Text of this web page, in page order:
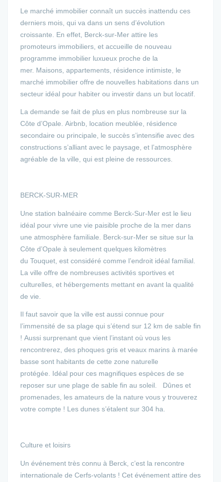
Le marché immobilier connaît un succès inattendu ces
derniers mois, qui va dans un sens d’évolution
croissante. En effet, Berck-sur-Mer attire les
promoteurs immobiliers, et accueille de nouveau
programme immobilier luxueux proche de la
mer. Maisons, appartements, résidence intimiste, le
marché immobilier offre de nouvelles habitations dans un
secteur idéal pour habiter ou investir dans un but locatif.
La demande se fait de plus en plus nombreuse sur la
Côte d’Opale. Airbnb, location meublée, résidence
secondaire ou principale, le succès s’intensifie avec des
constructions s’alliant avec le paysage, et l’atmosphère
agréable de la ville, qui est pleine de ressources.
BERCK-SUR-MER
Une station balnéaire comme Berck-Sur-Mer est le lieu
idéal pour vivre une vie paisible proche de la mer dans
une atmosphère familiale. Berck-sur-Mer se situe sur la
Côte d’Opale à seulement quelques kilomètres
du Touquet, est considéré comme l’endroit idéal familial.
La ville offre de nombreuses activités sportives et
culturelles, et hébergements mettant en avant la qualité
de vie.
Il faut savoir que la ville est aussi connue pour
l’immensité de sa plage qui s’étend sur 12 km de sable fin
! Aussi surprenant que vient l’instant où vous les
rencontrerez, des phoques gris et veaux marins à marée
basse sont habitants de cette zone naturelle
protégée. Idéal pour ces magnifiques espèces de se
reposer sur une plage de sable fin au soleil. Dûnes et
promenades, les amateurs de la nature vous y trouverez
votre compte ! Les dunes s’étalent sur 304 ha.
Culture et loisirs
Un événement très connu à Berck, c’est la rencontre
internationale de Cerfs-volants ! Cet événement attire des